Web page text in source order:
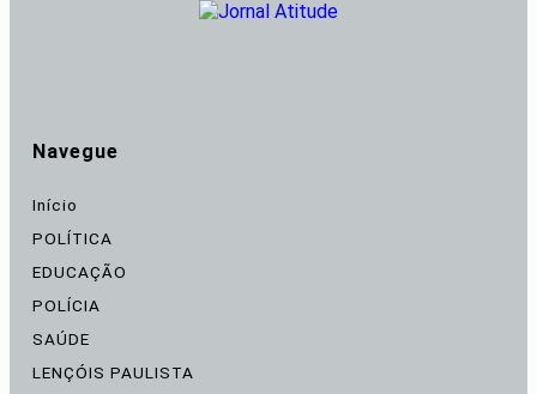
Navegue
Início
POLÍTICA
EDUCAÇÃO
POLÍCIA
SAÚDE
LENÇÓIS PAULISTA